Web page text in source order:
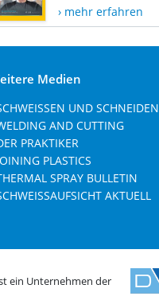
› mehr erfahren
Medien
UND SCHNEIDEN
AND CUTTING
PRAKTIKER
PLASTICS
SPRAY BULLETIN
AKTUELL
ein Unternehmen der